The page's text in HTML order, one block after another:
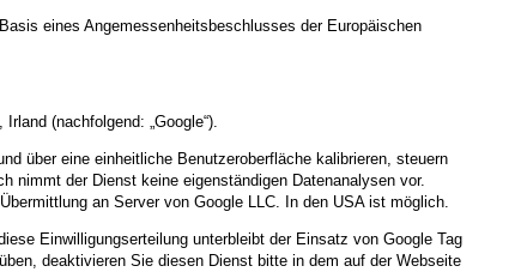
eines Angemessenheitsbeschlusses der Europäischen
(nachfolgend: „Google“).
über eine einheitliche Benutzeroberfläche kalibrieren, steuern
nimmt der Dienst keine eigenständigen Datenanalysen vor.
an Server von Google LLC. In den USA ist möglich.
Einwilligungserteilung unterbleibt der Einsatz von Google Tag
deaktivieren Sie diesen Dienst bitte in dem auf der Webseite